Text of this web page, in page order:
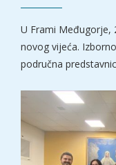
U Frami Međugorje,
novog vijeća.
područna